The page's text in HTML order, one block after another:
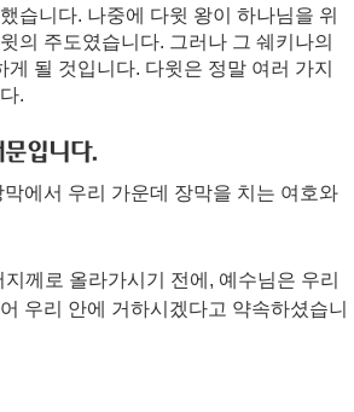
습니다. 나중에 다윗 왕이 하나님을 위
의 주도였습니다. 그러나 그 쉐키나의
될 것입니다. 다윗은 정말 여러 가지
.
입니다.
에서 우리 가운데 장막을 치는 여호와
께로 올라가시기 전에, 예수님은 우리
우리 안에 거하시겠다고 약속하셨습니